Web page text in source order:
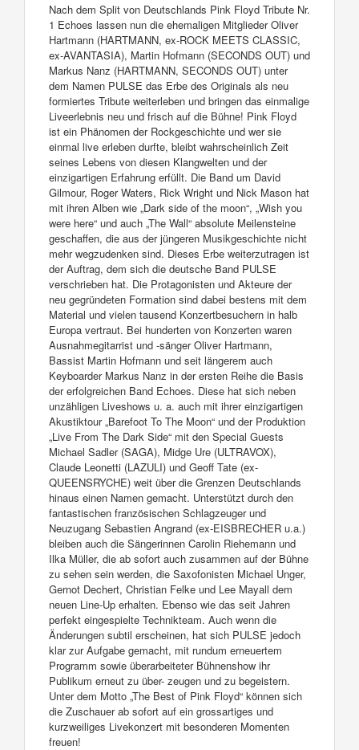
Nach dem Split von Deutschlands Pink Floyd Tribute Nr.
1 Echoes lassen nun die ehemaligen Mitglieder Oliver
Hartmann (HARTMANN, ex-ROCK MEETS CLASSIC,
ex-AVANTASIA), Martin Hofmann (SECONDS OUT) und
Markus Nanz (HARTMANN, SECONDS OUT) unter
dem Namen PULSE das Erbe des Originals als neu
formiertes Tribute weiterleben und bringen das einmalige
Liveerlebnis neu und frisch auf die Bühne! Pink Floyd
ist ein Phänomen der Rockgeschichte und wer sie
einmal live erleben durfte, bleibt wahrscheinlich Zeit
seines Lebens von diesen Klangwelten und der
einzigartigen Erfahrung erfüllt. Die Band um David
Gilmour, Roger Waters, Rick Wright und Nick Mason hat
mit ihren Alben wie „Dark side of the moon“, „Wish you
were here“ und auch „The Wall“ absolute Meilensteine
geschaffen, die aus der jüngeren Musikgeschichte nicht
mehr wegzudenken sind. Dieses Erbe weiterzutragen ist
der Auftrag, dem sich die deutsche Band PULSE
verschrieben hat. Die Protagonisten und Akteure der
neu gegründeten Formation sind dabei bestens mit dem
Material und vielen tausend Konzertbesuchern in halb
Europa vertraut. Bei hunderten von Konzerten waren
Ausnahmegitarrist und -sänger Oliver Hartmann,
Bassist Martin Hofmann und seit längerem auch
Keyboarder Markus Nanz in der ersten Reihe die Basis
der erfolgreichen Band Echoes. Diese hat sich neben
unzähligen Liveshows u. a. auch mit ihrer einzigartigen
Akustiktour „Barefoot To The Moon“ und der Produktion
„Live From The Dark Side“ mit den Special Guests
Michael Sadler (SAGA), Midge Ure (ULTRAVOX),
Claude Leonetti (LAZULI) und Geoff Tate (ex-
QUEENSRYCHE) weit über die Grenzen Deutschlands
hinaus einen Namen gemacht. Unterstützt durch den
fantastischen französischen Schlagzeuger und
Neuzugang Sebastien Angrand (ex-EISBRECHER u.a.)
bleiben auch die Sängerinnen Carolin Riehemann und
Ilka Müller, die ab sofort auch zusammen auf der Bühne
zu sehen sein werden, die Saxofonisten Michael Unger,
Gernot Dechert, Christian Felke und Lee Mayall dem
neuen Line-Up erhalten. Ebenso wie das seit Jahren
perfekt eingespielte Technikteam. Auch wenn die
Änderungen subtil erscheinen, hat sich PULSE jedoch
klar zur Aufgabe gemacht, mit rundum erneuertem
Programm sowie überarbeiteter Bühnenshow ihr
Publikum erneut zu über- zeugen und zu begeistern.
Unter dem Motto „The Best of Pink Floyd“ können sich
die Zuschauer ab sofort auf ein grossartiges und
kurzweiliges Livekonzert mit besonderen Momenten
freuen!